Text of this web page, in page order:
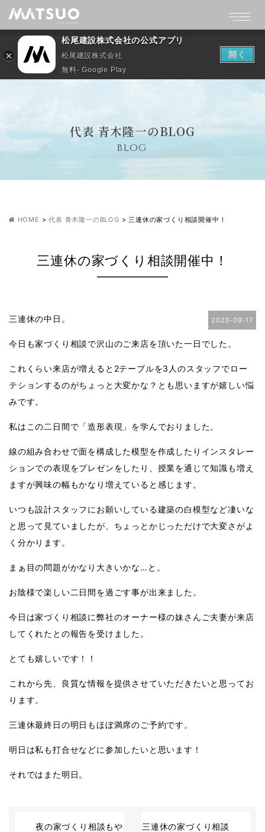
代表 青木隆一のBLOG
BLOG
HOME >代表 青木隆一のBLOG >三連休の家づくり相談開催中！
三連休の家づくり相談開催中！
2023-09-17
三連休の中日。
今日も家づくり相談で沢山のご来店を頂いた一日でした。
これくらい来店が増えると 2テーブルを3 人のスタッフでロー
テションするのがちょっと大変かな？とも思いますが嬉しい悩
みです。
私はこの二日間で「造形表現」を学んでおりました。
線の組み合わせで面を構成した模型を作成したりインスタレー
ションでの表現をプレゼンをしたり、授業を通じて知識も増え
ますが興味の幅もかなり増えていると感じます。
いつも設計スタッフにお願いしている建築の白模型など凄いな
と思って見ていましたが、ちょっとかじっただけで大変さがよ
く分かります。
まぁ目の問題がかなり大きいかな… と。
お陰様で楽しい二日間を過ごす事が出来ました。
今日は家づくり相談に弊社のオーナー様の妹さんご夫妻が来店
してくれたとの報告を受けました。
とても嬉しいです！！
これから先、良質な情報を提供させていただきたいと思ってお
ります。
三連休最終日の明日もほぼ満席のご予約です。
明日は私も打合せなどに参加したいと思います！
それではまた明日。
夜の家づくり相談もや
三連休の家づくり相談
松尾建設株式会社の公式アプリ
松尾建設株式会社
無料- Google Play
開く